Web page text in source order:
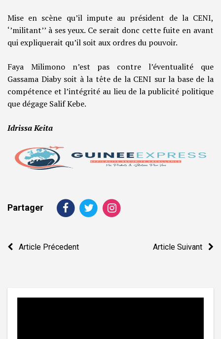
Mise en scène qu’il impute au président de la CENI,
‘’militant’’ à ses yeux. Ce serait donc cette fuite en avant
qui expliquerait qu’il soit aux ordres du pouvoir.
Faya Milimono n’est pas contre l’éventualité que
Gassama Diaby soit à la tête de la CENI sur la base de la
compétence et l’intégrité au lieu de la publicité politique
que dégage Salif Kebe.
Idrissa Keita
Partager
Navigation
Article Précedent Article Suivant